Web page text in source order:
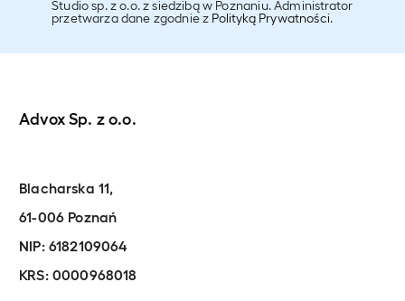
Advox Sp. z o.o.
Blacharska 11,
61-006 Poznań
NIP: 6182109064
KRS: 0000968018
Studio sp. z o.o. z siedzibą w Poznaniu. Administrator
przetwarza dane zgodnie z Polityką Prywatności.